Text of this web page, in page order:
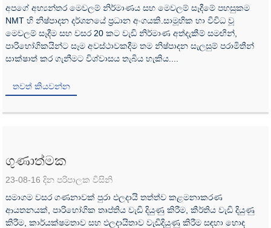
අපගේ අභ්‍යන්තර මෙවලම් නිර්මාණය සහ මෙවලම් සෑදීමේ පහසුකම
NMT හි නිෂ්පාදන දර්ශනයේ ප්‍රධාන අංගයකි.සාමූහික හා විවිධ වූ
මෙවලම් සෑදීම සහ වසර 20 කට වැඩි නිර්මාණ අත්දැකීම් සමඟින්,
පාරිභෝගිකයින්ට සෑම අවස්ථාවකදීම තම නිෂ්පාදන සැලසුම් පරාමිතීන්
සාක්ෂාත් කර ගැනීමට විශ්වාසය තැබිය හැකිය....
තවත් කියවන්න
ගුණාත්මක
23-08-16 දින පරිපාලක විසිනි
සමාගම වසර ගණනාවක් පුරා ඵලදායි තත්ත්ව කළමනාකරණ
ආයතනයක්, පාරිභෝගික තෘප්තිය වැඩි දියුණු කිරීම, කීර්තිය වැඩි දියුණු
කිරීම, කාර්යක්ෂමතාව සහ ඵලදායිතාව වැඩිදියුණු කිරීම සඳහා හොඳ